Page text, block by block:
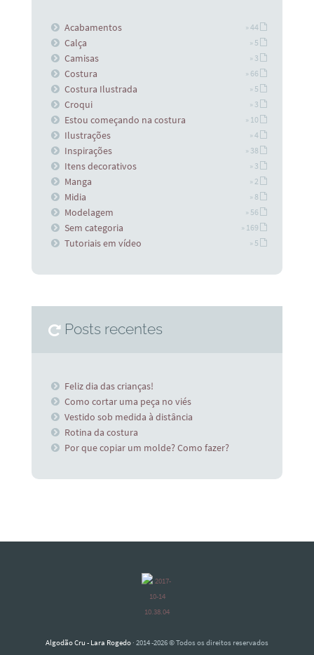
Acabamentos » 44
Calça » 5
Camisas » 3
Costura » 66
Costura Ilustrada » 5
Croqui » 3
Estou começando na costura » 10
Ilustrações » 4
Inspirações » 38
Itens decorativos » 3
Manga » 2
Midia » 8
Modelagem » 56
Sem categoria » 169
Tutoriais em vídeo » 5
Posts recentes
Feliz dia das crianças!
Como cortar uma peça no viés
Vestido sob medida à distância
Rotina da costura
Por que copiar um molde? Como fazer?
Algodão Cru - Lara Rogedo · 2014 -2026 © Todos os direitos reservados